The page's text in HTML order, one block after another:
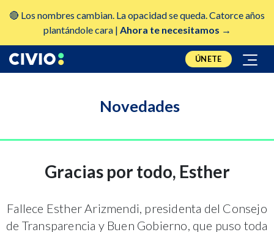
🔴 Los nombres cambian. La opacidad se queda. Catorce años
plantándole cara | Ahora te necesitamos →
ÚNETE
Novedades
Gracias por todo, Esther
Fallece Esther Arizmendi, presidenta del Consejo
de Transparencia y Buen Gobierno, que puso toda